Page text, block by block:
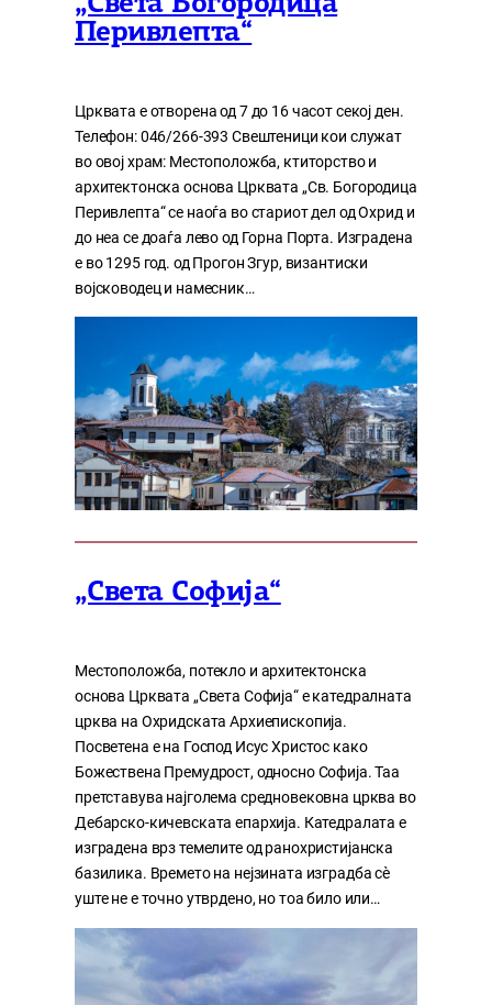
Перивлепта“
Црквата е отворена од 7 до 16 часот секој ден.
Телефон: 046/266-393 Свештеници кои служат
во овој храм: Местоположба, ктиторство и
архитектонска основа Црквата „Св. Богородица
Перивлепта“ се наоѓа во стариот дел од Охрид и
до неа се доаѓа лево од Горна Порта. Изградена
е во 1295 год. од Прогон Згур, византиски
војсководец и намесник…
„Света Софија“
Местоположба, потекло и архитектонска
основа Црквата „Света Софија“ е катедралната
црква на Охридската Архиепископија.
Посветена е на Господ Исус Христос како
Божествена Премудрост, односно Софија. Таа
претставува најголема средновековна црква во
Дебарско-кичевската епархија. Катедралата е
изградена врз темелите од ранохристијанска
базилика. Времето на нејзината изградба сè
уште не е точно утврдено, но тоа било или…